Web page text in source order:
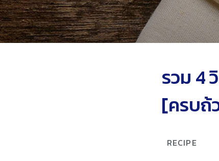
รวม 4
[ครบถ้
RECIPE